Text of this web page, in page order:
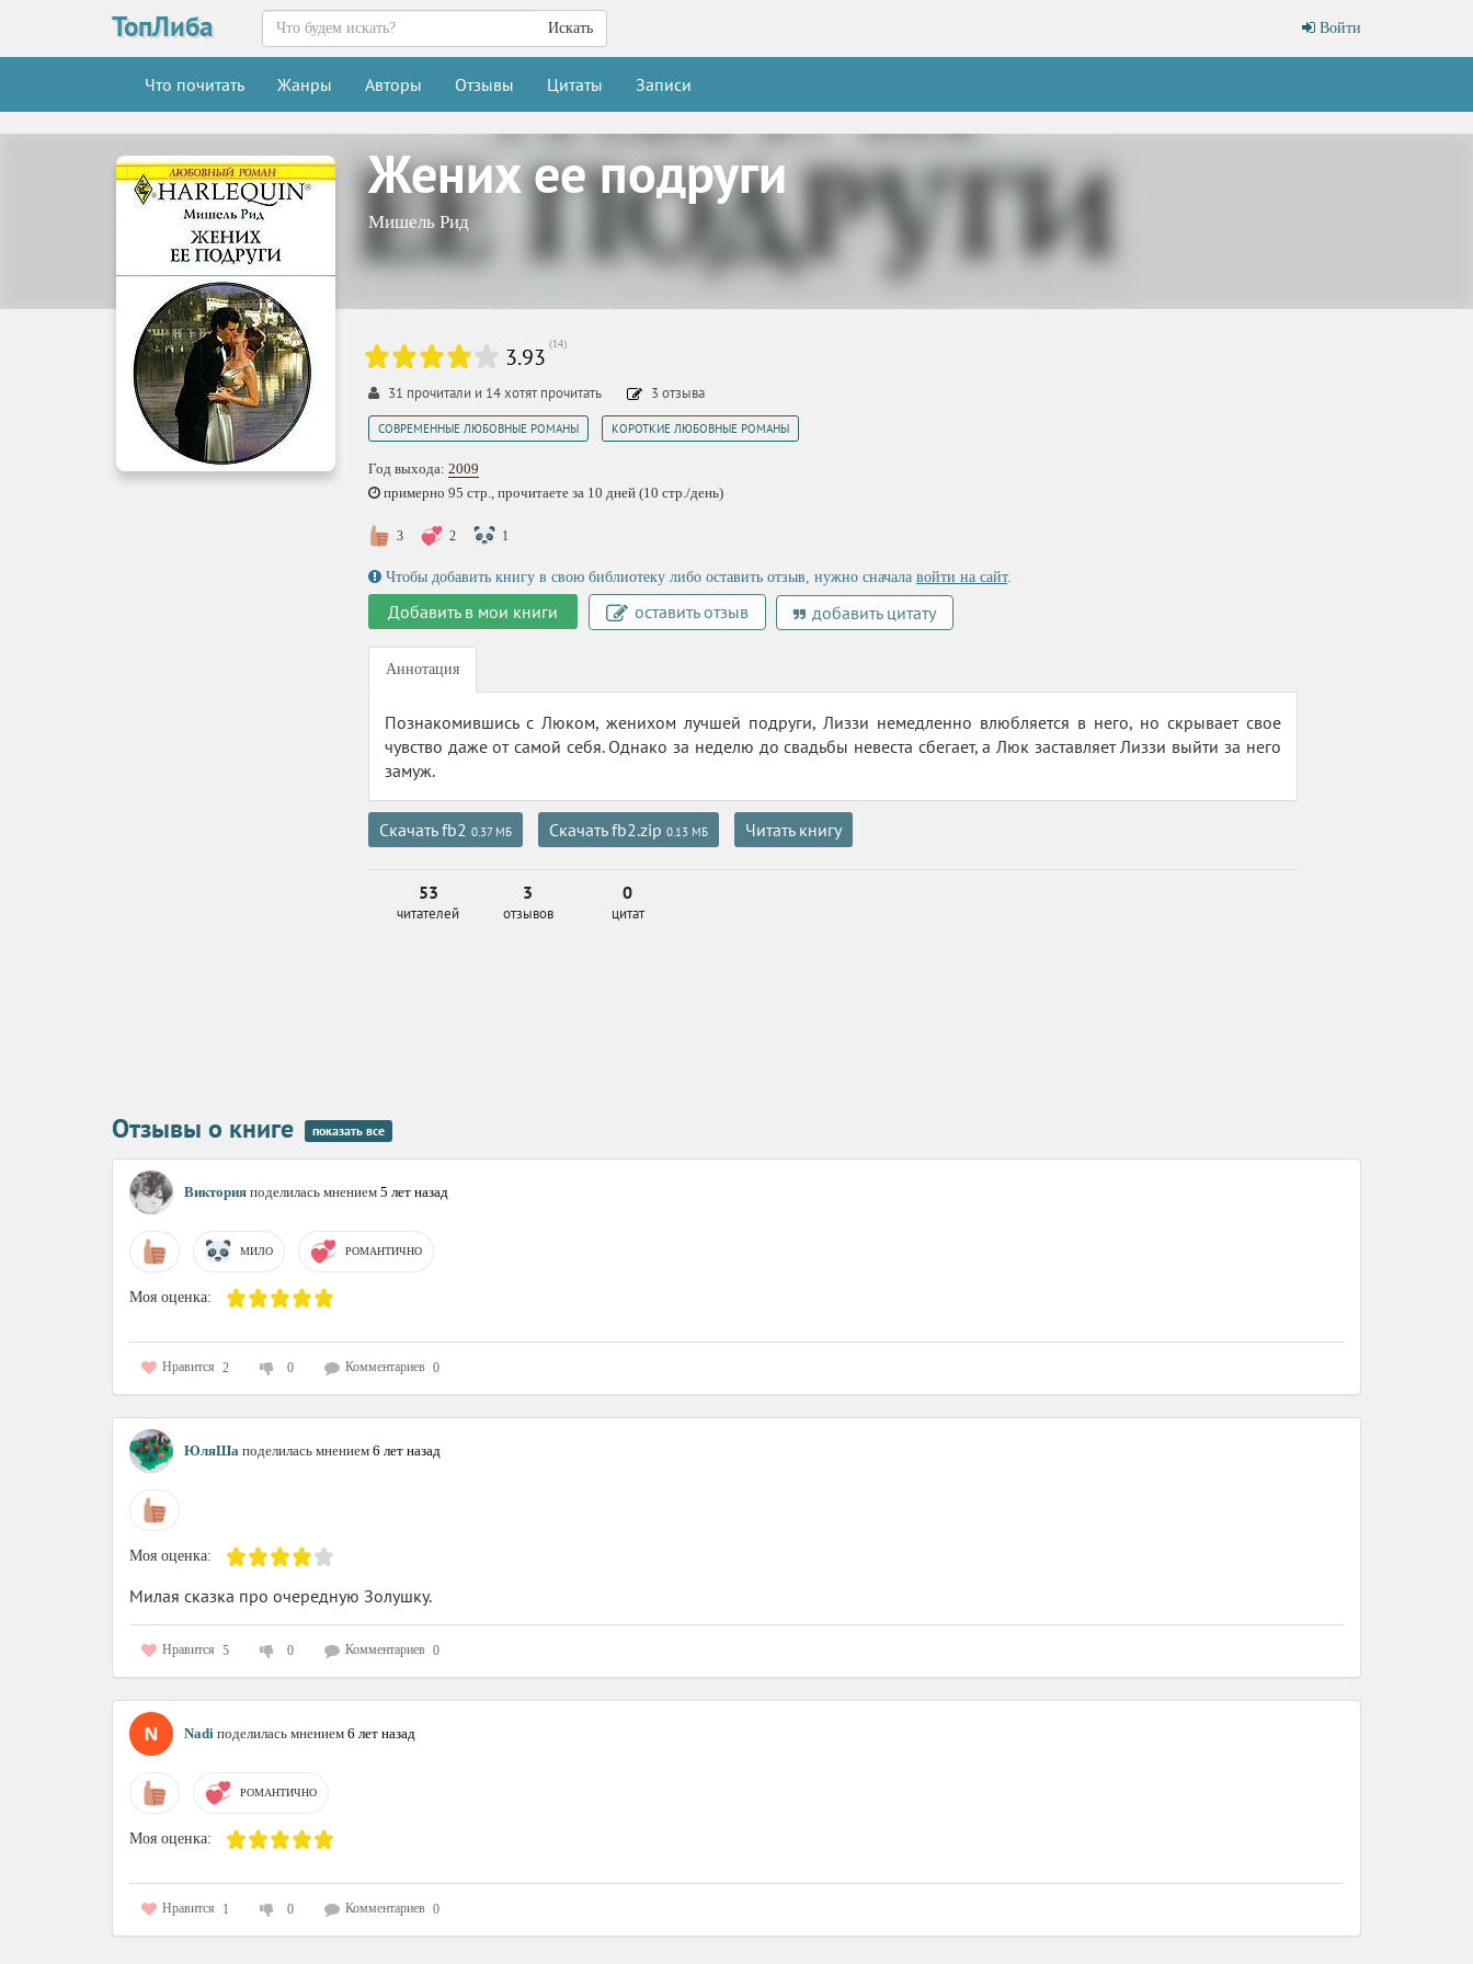
ТопЛиба Войти
Искать
Что почитать Жанры Авторы Отзывы Цитаты Записи
Жених ее подруги
Мишель Рид
3.93 (14)
31 прочитали и 14хотят прочитать 3 отзыва
СОВРЕМЕННЫЕ ЛЮБОВНЫЕ РОМАНЫ КОРОТКИЕ ЛЮБОВНЫЕ РОМАНЫ
Год выхода: 2009
примерно 95 стр., прочитаете за 10 дней (10 стр./день)
3 2 1
Чтобы добавить книгу в свою библиотеку либо оставить отзыв, нужно сначала войти на сайт.
Добавить в мои книги оставить отзыв добавить цитату
Аннотация
Познакомившись с Люком, женихом лучшей подруги, Лиззи немедленно влюбляется в него, но скрывает свое
чувство даже от самой себя. Однако за неделю до свадьбы невеста сбегает, а Люк заставляет Лиззи выйти за него
замуж.
Скачать fb2 0.37 МБ Скачать fb2.zip 0.13 МБ Читать книгу
53
читателей
3
отзывов
0
цитат
Отзывы о книге показать все
Виктория поделилась мнением 5 лет назад
МИЛО РОМАНТИЧНО
Моя оценка:
Нравится 2 0 Комментариев 0
ЮляШа поделилась мнением 6 лет назад
Моя оценка:
Милая сказка про очередную Золушку.
Нравится 5 0 Комментариев 0
Nadi поделилась мнением 6 лет назад
РОМАНТИЧНО
Моя оценка:
Нравится 1 0 Комментариев 0